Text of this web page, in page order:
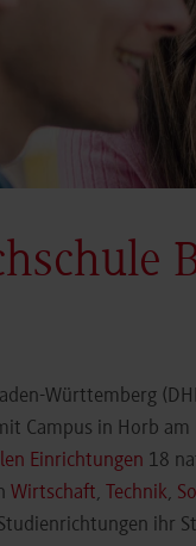
Württemberg
Campus in Horb
Einrichtungen 18
Wirtschaft, Technik,
ihr